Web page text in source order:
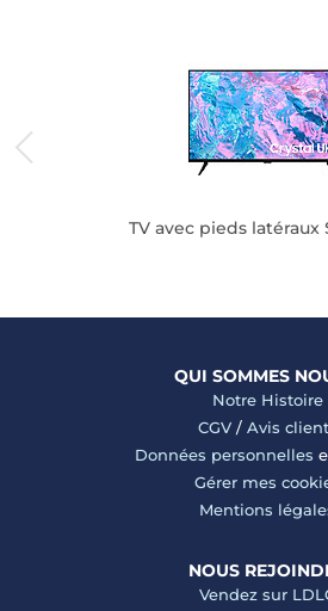
TV avec pieds latéraux
QUI SOMMES
Notre Histoire
CGV/ Avis
Données personnelles
Gérer mes
Mentions
NOUS
Vendez sur